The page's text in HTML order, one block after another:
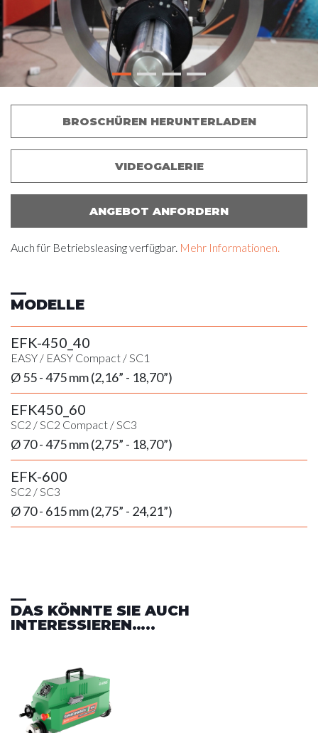
BROSCHÜREN HERUNTERLADEN
VIDEOGALERIE
ANGEBOT ANFORDERN
Auch für Betriebsleasing verfügbar. Mehr Informationen.
MODELLE
EFK-450_40
EASY / EASY Compact /SC1
Ø 55 - 475 mm (2,16” - 18,70”)
EFK450_60
SC2 /SC2 Compact /SC3
Ø 70 - 475 mm (2,75” - 18,70”)
EFK-600
SC2 /SC3
Ø 70 - 615 mm (2,75” - 24,21”)
DAS KÖNNTE SIE AUCH
INTERESSIEREN…..